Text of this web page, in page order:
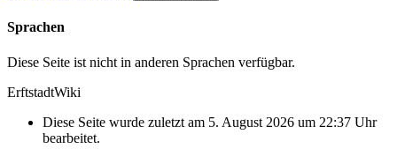
Sprachen
Diese Seite ist nicht in anderen Sprachen verfügbar.
ErftstadtWiki
Diese Seite wurde zuletzt am 5. August 2026 um 22:37 Uhr
bearbeitet.